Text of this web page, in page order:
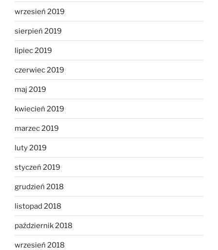
wrzesień 2019
sierpień 2019
lipiec 2019
czerwiec 2019
maj 2019
kwiecień 2019
marzec 2019
luty 2019
styczeń 2019
grudzień 2018
listopad 2018
październik 2018
wrzesień 2018